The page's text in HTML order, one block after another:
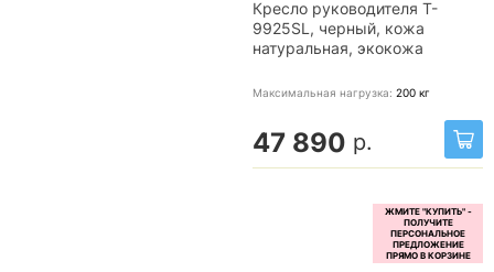
Кресло руководителя T-
9925SL, черный, кожа
натуральная, экокожа
Максимальная нагрузка: 200 кг
47 890 р.